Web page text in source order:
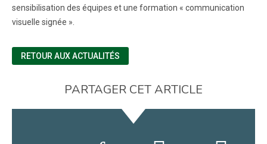
sensibilisation des équipes et une formation « communication
visuelle signée ».
RETOUR AUX ACTUALITÉS
PARTAGER CET ARTICLE